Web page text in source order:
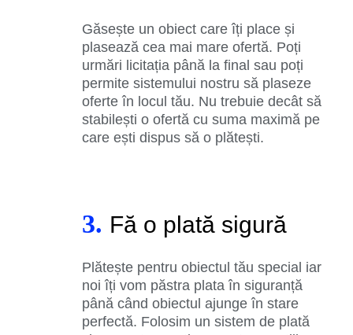
Găsește un obiect care îți place și
plasează cea mai mare ofertă. Poți
urmări licitația până la final sau poți
permite sistemului nostru să plaseze
oferte în locul tău. Nu trebuie decât să
stabilești o ofertă cu suma maximă pe
care ești dispus să o plătești.
3. Fă o plată sigură
Plătește pentru obiectul tău special iar
noi îți vom păstra plata în siguranță
până când obiectul ajunge în stare
perfectă. Folosim un sistem de plată